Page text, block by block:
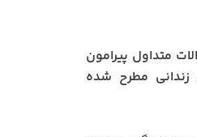
متداول پیرامون
زندانی مطرح شده